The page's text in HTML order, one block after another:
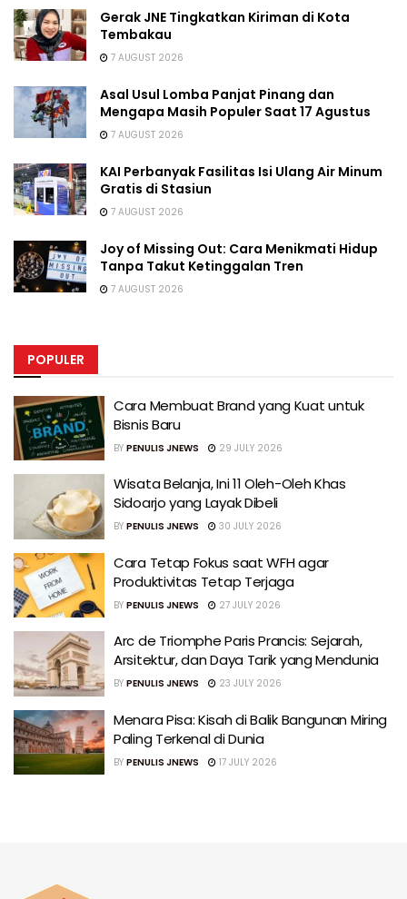
Gerak JNE Tingkatkan Kiriman di Kota
Tembakau
7 AUGUST 2026
Asal Usul Lomba Panjat Pinang dan
Mengapa Masih Populer Saat 17 Agustus
7 AUGUST 2026
KAI Perbanyak Fasilitas Isi Ulang Air Minum
Gratis di Stasiun
7 AUGUST 2026
Joy of Missing Out: Cara Menikmati Hidup
Tanpa Takut Ketinggalan Tren
7 AUGUST 2026
POPULER
Cara Membuat Brand yang Kuat untuk
Bisnis Baru
BY PENULIS JNEWS 29 JULY 2026
Wisata Belanja, Ini 11 Oleh-Oleh Khas
Sidoarjo yang Layak Dibeli
BY PENULIS JNEWS 30 JULY 2026
Cara Tetap Fokus saat WFH agar
Produktivitas Tetap Terjaga
BY PENULIS JNEWS 27 JULY 2026
Arc de Triomphe Paris Prancis: Sejarah,
Arsitektur, dan Daya Tarik yang Mendunia
BY PENULIS JNEWS 23 JULY 2026
Menara Pisa: Kisah di Balik Bangunan Miring
Paling Terkenal di Dunia
BY PENULIS JNEWS 17 JULY 2026